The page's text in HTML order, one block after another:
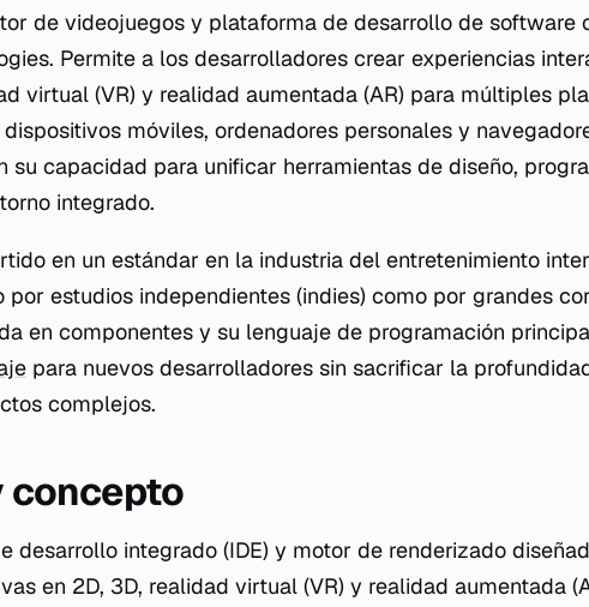
de videojuegos y plataforma de desarrollo de software
Permite a los desarrolladores crear experiencias
virtual (VR) y realidad aumentada (AR) para múltiples
móviles, ordenadores personales y
su capacidad para unificar herramientas de diseño,
integrado.
en un estándar en la industria del entretenimiento
estudios independientes (indies) como por grandes
en componentes y su lenguaje de programación
para nuevos desarrolladores sin sacrificar la
complejos.
concepto
desarrollo integrado (IDE) y motor de renderizado
en 2D, 3D, realidad virtual (VR) y realidad aumentada